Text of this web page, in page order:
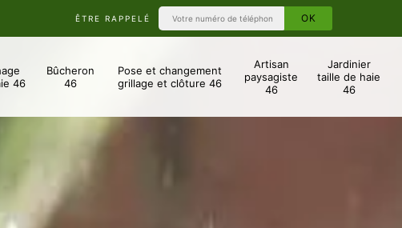
ÊTRE RAPPELÉ
46
Bûcheron
46
Pose et changement
grillage et clôture 46
Artisan
paysagiste
46
Jardinier
taille de haie
46